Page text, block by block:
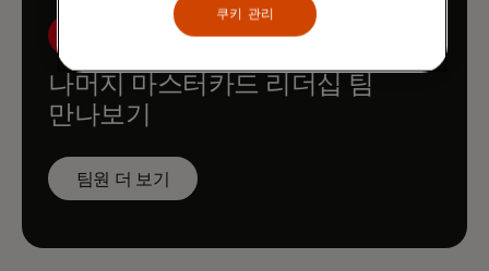
나머지 마스터카드 리더십 팀
만나보기
팀원 더 보기
쿠키 관리